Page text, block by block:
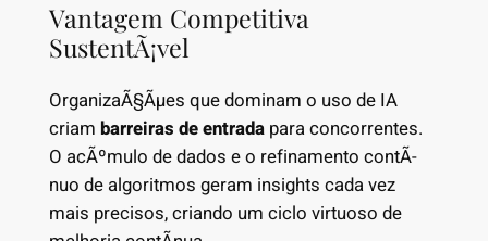
Vantagem Competitiva
SustentÃ¡vel
OrganizaÃ§Ãµes que dominam o uso de IA
criam barreiras de entradapara concorrentes.
O acÃºmulo de dados e o refinamento contÃ­
nuo de algoritmos geram insights cada vez
mais precisos, criando um ciclo virtuoso de